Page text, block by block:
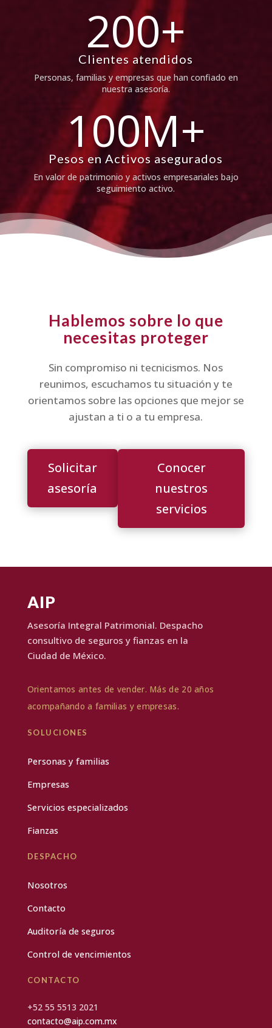
200+
Clientes atendidos
Personas, familias y empresas que han confiado en
nuestra asesoría.
100M+
Pesos en Activos asegurados
En valor de patrimonio y activos empresariales bajo
seguimiento activo.
Hablemos sobre lo que
necesitas proteger
Sin compromiso ni tecnicismos. Nos
reunimos, escuchamos tu situación y te
orientamos sobre las opciones que mejor se
ajustan a ti o a tu empresa.
Solicitar
asesoría
Conocer
nuestros
servicios
AIP
Asesoría Integral Patrimonial. Despacho
consultivo de seguros y fianzas en la
Ciudad de México.
Orientamos antes de vender. Más de 20 años
acompañando a familias y empresas.
SOLUCIONES
Personas y familias
Empresas
Servicios especializados
Fianzas
DESPACHO
Nosotros
Contacto
Auditoría de seguros
Control de vencimientos
CONTACTO
+52 55 5513 2021
contacto@aip.com.mx